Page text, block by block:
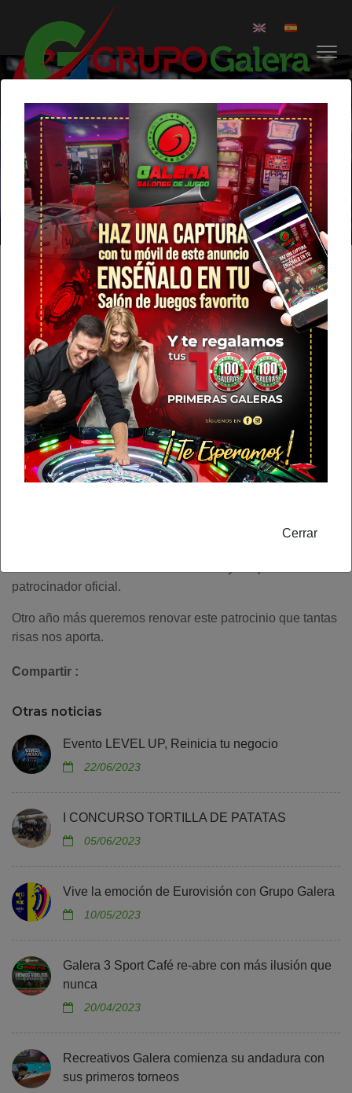
Somos patrocinador oficial
de Bavallons Comedy
Inicio Blog Noticia
patrocinador oficial.
Otro año más queremos renovar este patrocinio que tantas
risas nos aporta.
Compartir :
Otras noticias
Evento LEVEL UP, Reinicia tu negocio
22/06/2023
I CONCURSO TORTILLA DE PATATAS
05/06/2023
Vive la emoción de Eurovisión con Grupo Galera
10/05/2023
Galera 3 Sport Café re-abre con más ilusión que
nunca
20/04/2023
Recreativos Galera comienza su andadura con
sus primeros torneos
Cerrar